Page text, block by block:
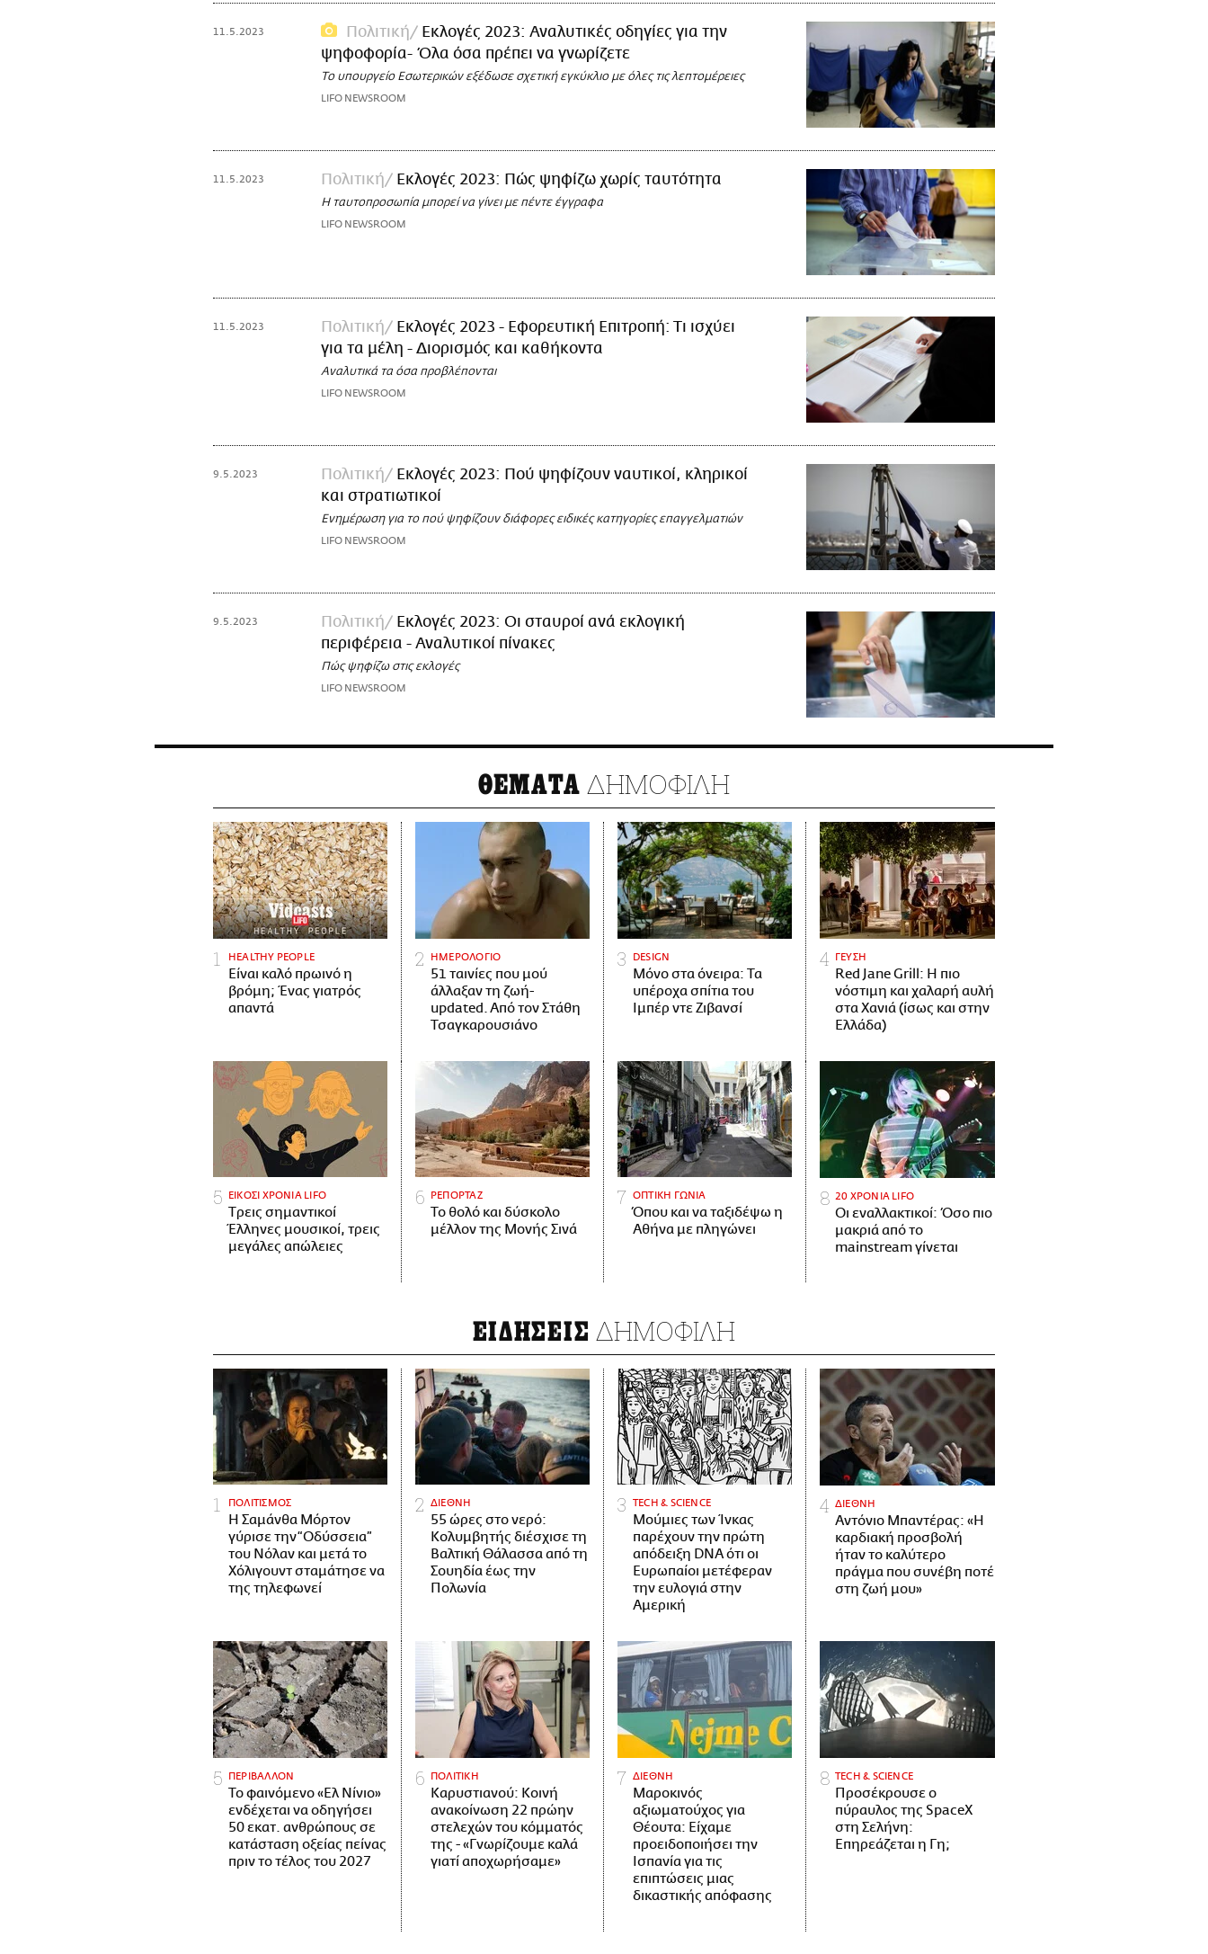
11.5.2023 Πολιτική
Εκλογές 2023: Αναλυτικές οδηγίες για την
ψηφοφορία- Όλα όσα πρέπει να γνωρίζετε
Το υπουργείο Εσωτερικών εξέδωσε σχετική εγκύκλιο με όλες τις λεπτομέρειες
LIFO NEWSROOM
11.5.2023 Πολιτική Εκλογές 2023: Πώς ψηφίζω χωρίς ταυτότητα
Η ταυτοπροσωπία μπορεί να γίνει με πέντε έγγραφα
LIFO NEWSROOM
11.5.2023 Πολιτική
Εκλογές 2023 - Εφορευτική Επιτροπή: Τι ισχύει
για τα μέλη - Διορισμός και καθήκοντα
Αναλυτικά τα όσα προβλέπονται
LIFO NEWSROOM
9.5.2023 Πολιτική
Εκλογές 2023: Πού ψηφίζουν ναυτικοί, κληρικοί
και στρατιωτικοί
Ενημέρωση για το πού ψηφίζουν διάφορες ειδικές κατηγορίες επαγγελματιών
LIFO NEWSROOM
9.5.2023 Πολιτική
Εκλογές 2023: Οι σταυροί ανά εκλογική
περιφέρεια - Αναλυτικοί πίνακες
Πώς ψηφίζω στις εκλογές
LIFO NEWSROOM
ΘΕΜΑΤΑ ΔΗΜΟΦΙΛΗ
HEALTHY PEOPLE
Είναι καλό πρωινό η
βρόμη; Ένας γιατρός
απαντά
ΗΜΕΡΟΛΟΓΙΟ
51 ταινίες που μού
άλλαξαν τη ζωή-
updated. Aπό τον Στάθη
Τσαγκαρουσιάνο
DESIGN
Μόνο στα όνειρα: Τα
υπέροχα σπίτια του
Ιμπέρ ντε Ζιβανσί
ΓΕΥΣΗ
Red Jane Grill: Η πιο
νόστιμη και χαλαρή αυλή
στα Χανιά (ίσως και στην
Ελλάδα)
ΕΙΚΟΣΙ ΧΡΟΝΙΑ LIFO
Tρεις σημαντικοί
Έλληνες μουσικοί, τρεις
μεγάλες απώλειες
ΡΕΠΟΡΤΑΖ
Το θολό και δύσκολο
μέλλον της Μονής Σινά
ΟΠΤΙΚΗ ΓΩΝΙΑ
Όπου και να ταξιδέψω η
Αθήνα με πληγώνει
20 ΧΡΟΝΙΑ LIFO
Οι εναλλακτικοί: Όσο πιο
μακριά από το
mainstream γίνεται
ΕΙΔΗΣΕΙΣ ΔΗΜΟΦΙΛΗ
ΠΟΛΙΤΙΣΜΟΣ
Η Σαμάνθα Μόρτον
γύρισε την “Οδύσσεια”
του Νόλαν και μετά το
Χόλιγουντ σταμάτησε να
της τηλεφωνεί
ΔΙΕΘΝΗ
55 ώρες στο νερό:
Κολυμβητής διέσχισε τη
Βαλτική Θάλασσα από τη
Σουηδία έως την
Πολωνία
ΤECH & SCIENCE
Μούμιες των Ίνκας
παρέχουν την πρώτη
απόδειξη DNA ότι οι
Ευρωπαίοι μετέφεραν
την ευλογιά στην
Αμερική
ΔΙΕΘΝΗ
Αντόνιο Μπαντέρας: «Η
καρδιακή προσβολή
ήταν το καλύτερο
πράγμα που συνέβη ποτέ
στη ζωή μου»
ΠΕΡΙΒΑΛΛΟΝ
Το φαινόμενο «Ελ Νίνιο»
ενδέχεται να οδηγήσει
50 εκατ. ανθρώπους σε
κατάσταση οξείας πείνας
πριν το τέλος του 2027
ΠΟΛΙΤΙΚΗ
Καρυστιανού: Κοινή
ανακοίνωση 22 πρώην
στελεχών του κόμματός
της - «Γνωρίζουμε καλά
γιατί αποχωρήσαμε»
ΔΙΕΘΝΗ
Μαροκινός
αξιωματούχος για
Θέουτα: Είχαμε
προειδοποιήσει την
Ισπανία για τις
επιπτώσεις μιας
δικαστικής απόφασης
ΤECH & SCIENCE
Προσέκρουσε ο
πύραυλος της SpaceX
στη Σελήνη:
Επηρεάζεται η Γη;